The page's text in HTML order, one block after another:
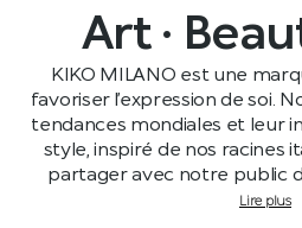
Art ·
KIKO MILANO est une
favoriser l’expression de soi.
tendances mondiales et leur
style, inspiré de nos racines
partager avec notre public
Lire plus